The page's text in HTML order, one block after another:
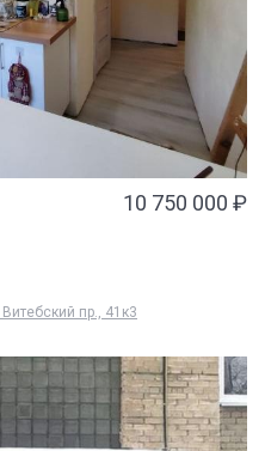
10 750 000 ₽
пр., 41к3